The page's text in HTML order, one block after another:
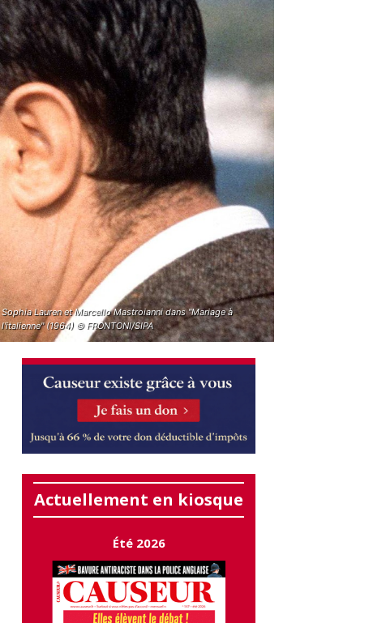
Sophia Lauren et Marcello Mastroianni dans "Mariage à
l'italienne" (1964) © FRONTONI/SIPA
Actuellement en kiosque
Été 2026